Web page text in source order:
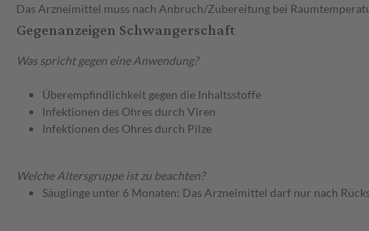
Das Arzneimittel muss nach Anbruch/Zubereitung bei
Gegenanzeigen Schwangerschaft
Was spricht gegen eine Anwendung?
Überempfindlichkeit gegen die Inhaltsstoffe
Infektionen des Ohres durch Viren
Infektionen des Ohres durch Pilze
Welche Altersgruppe ist zu beachten?
Säuglinge unter 6 Monaten: Das Arzneimittel darf nur nach